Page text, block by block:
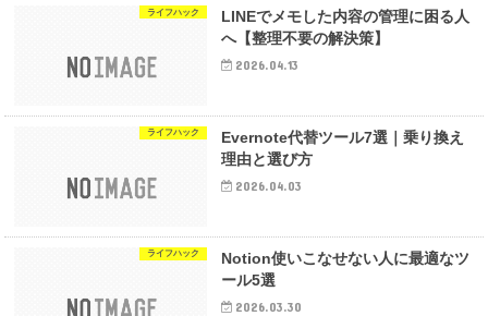
ライフハック
LINEでメモした内容の管理に困る人
へ【整理不要の解決策】
2026.04.13
ライフハック
Evernote代替ツール7選｜乗り換え
理由と選び方
2026.04.03
ライフハック
Notion使いこなせない人に最適なツ
ール5選
2026.03.30